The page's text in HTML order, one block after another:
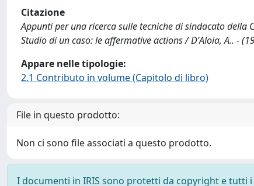
Citazione
Appunti per una ricerca sulle tecniche di sindacato
Studio di un caso: le affermative actions / D'Aloia, A.. -
Appare nelle tipologie:
2.1 Contributo in volume (Capitolo di libro)
File in questo prodotto:
Non ci sono file associati a questo prodotto.
I documenti in IRIS sono protetti da copyright e tutti